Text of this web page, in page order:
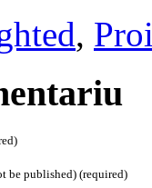
,
be published) (required)